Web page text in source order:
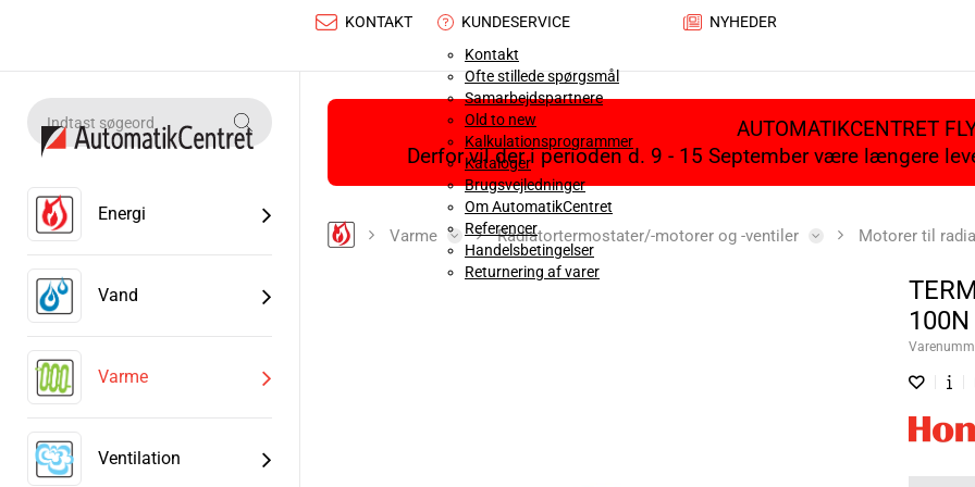
KONTAKT
KUNDESERVICE
Kontakt
Ofte stillede spørgsmål
Samarbejdspartnere
Old to new
Kalkulationsprogrammer
Kataloger
Brugsvejledninger
Om AutomatikCentret
Referencer
Handelsbetingelser
Returnering af varer
NYHEDER
Energi
Vand
Varme
Ventilation
AUTOMATIKCENTRET
Derfor vil der i perioden d. 9 - 15 September være længere
Varme Radiatortermostater/-motorer og -ventiler Motorer til
100N